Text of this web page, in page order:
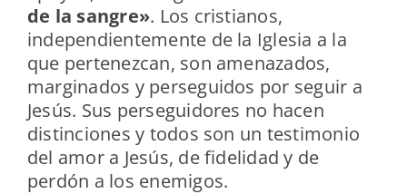
de la sangre». Los cristianos,
independientemente de la Iglesia a la
que pertenezcan, son amenazados,
marginados y perseguidos por seguir a
Jesús. Sus perseguidores no hacen
distinciones y todos son un testimonio
del amor a Jesús, de fidelidad y de
perdón a los enemigos.